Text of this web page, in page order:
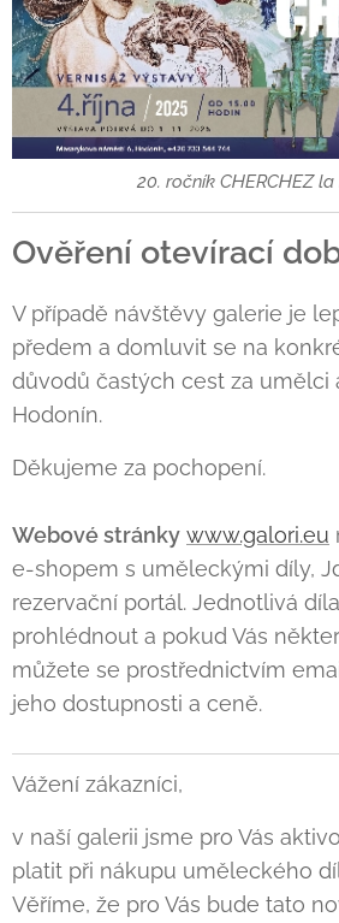
20. ročník CHERCHEZ la
Ověření otevírací
V případě návštěvy galerie je
předem a domluvit se na
důvodů častých cest za umělci
Hodonín.
Děkujeme za pochopení.
Webové stránky www.galori.eu
e-shopem s uměleckými díly,
rezervační portál. Jednotlivá
prohlédnout a pokud Vás
můžete se prostřednictvím
jeho dostupnosti a ceně.
Vážení zákazníci,
v naší galerii jsme pro Vás
platit při nákupu uměleckého
Věříme, že pro Vás bude tato